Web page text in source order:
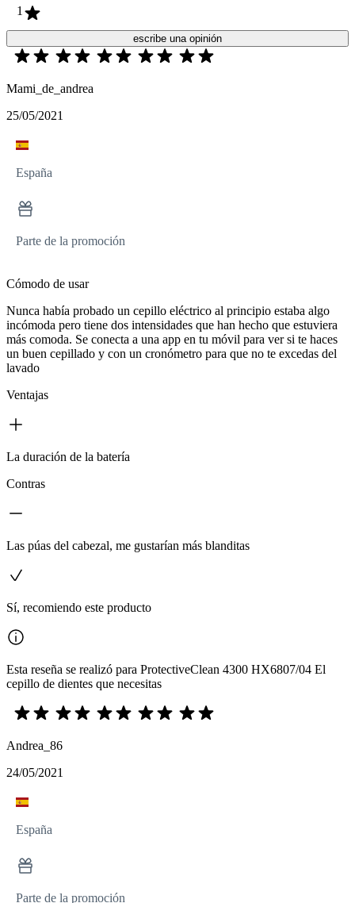
1
escribe una opinión
Mami_de_andrea
25/05/2021
España
Parte de la promoción
Cómodo de usar
Nunca había probado un cepillo eléctrico al principio estaba algo
incómoda pero tiene dos intensidades que han hecho que estuviera
más comoda. Se conecta a una app en tu móvil para ver si te haces
un buen cepillado y con un cronómetro para que no te excedas del
lavado
Ventajas
La duración de la batería
Contras
Las púas del cabezal, me gustarían más blanditas
Sí, recomiendo este producto
Esta reseña se realizó para ProtectiveClean 4300 HX6807/04 El
cepillo de dientes que necesitas
Andrea_86
24/05/2021
España
Parte de la promoción